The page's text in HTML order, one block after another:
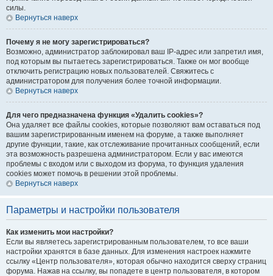
силы.
Вернуться наверх
Почему я не могу зарегистрироваться?
Возможно, администратор заблокировал ваш IP-адрес или запретил имя,
под которым вы пытаетесь зарегистрироваться. Также он мог вообще
отключить регистрацию новых пользователей. Свяжитесь с
администратором для получения более точной информации.
Вернуться наверх
Для чего предназначена функция «Удалить cookies»?
Она удаляет все файлы cookies, которые позволяют вам оставаться под
вашим зарегистрированным именем на форуме, а также выполняет
другие функции, такие, как отслеживание прочитанных сообщений, если
эта возможность разрешена администратором. Если у вас имеются
проблемы с входом или с выходом из форума, то функция удаления
cookies может помочь в решении этой проблемы.
Вернуться наверх
Параметры и настройки пользователя
Как изменить мои настройки?
Если вы являетесь зарегистрированным пользователем, то все ваши
настройки хранятся в базе данных. Для изменения настроек нажмите
ссылку «Центр пользователя», которая обычно находится сверху страниц
форума. Нажав на ссылку, вы попадете в центр пользователя, в котором